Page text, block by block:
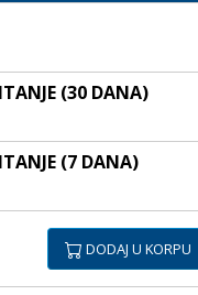
(30 DANA)
(7 DANA)
DODAJ U KORPU